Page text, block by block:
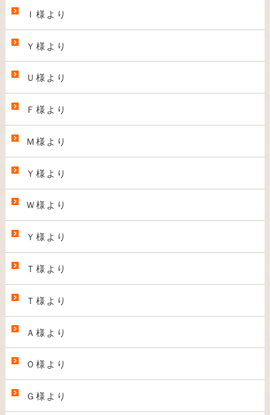
Ｉ様より
Ｙ様より
Ｕ様より
Ｆ様より
Ｍ様より
Ｙ様より
Ｗ様より
Ｙ様より
Ｔ様より
Ｔ様より
Ａ様より
Ｏ様より
Ｇ様より